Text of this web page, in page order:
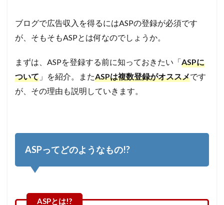
①:取り
扱い案件
の違い
1.2.2
価の違い
1.2.3
ASPに
2
ブログで広告収入を得るにはASPの登録が必須です
が、そもそもASPとは何なのでしょうか。
まずは、ASPを登録する前に知っておきたい「ASPに
ついて 」を紹介。またASPは複数登録がオススメです
が、その理由も説明していきます。
ASPってどのようなもの!?